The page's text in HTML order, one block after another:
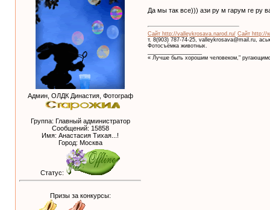
Админ, ОЛДК Династия, Фотограф
Группа: Главный администратор
Сообщений: 15858
Имя: Анастасия Тихая...!
Город: Москва
Статус:
Призы за конкурсы:
Да мы так все))) ази ру м гарум ге ру
Сайт http://valleykrosava.narod.ru/ Сайт http://
т. 8(903) 787-74-25, valleykrosava@mail.ru,
Фотосъёмка животных.
« Лучше быть хорошим человеком,"